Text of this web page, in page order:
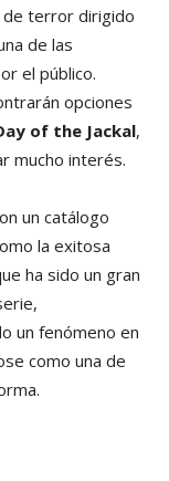
de terror dirigido
de las
el público.
opciones
of the Jackal,
mucho interés.
un catálogo
la exitosa
ha sido un gran
un fenómeno en
como una de